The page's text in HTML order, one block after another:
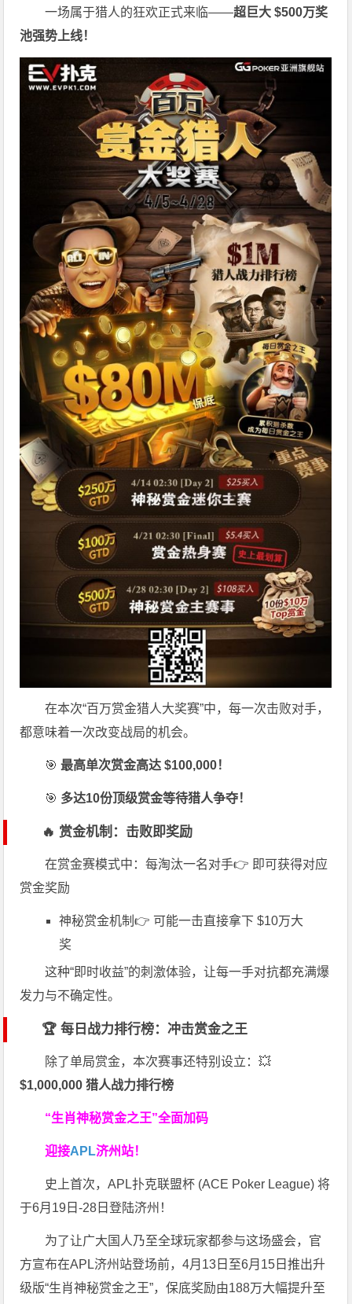
一场属于猎人的狂欢正式来临——超巨大 $500万奖
池强势上线！
在本次“百万赏金猎人大奖赛”中，每一次击败对手，
都意味着一次改变战局的机会。
🎯最高单次赏金高达 $100,000！
🎯 多达10份顶级赏金等待猎人争夺！
🔥 赏金机制：击败即奖励
在赏金赛模式中：每淘汰一名对手👉 即可获得对应
赏金奖励
神秘赏金机制👉 可能一击直接拿下 $10万大
奖
这种“即时收益”的刺激体验，让每一手对抗都充满爆
发力与不确定性。
🏆 每日战力排行榜：冲击赏金之王
除了单局赏金，本次赛事还特别设立：💥
$1,000,000 猎人战力排行榜
“生肖神秘赏金之王”全面加码
迎接APL济州站！
史上首次，APL扑克联盟杯 (ACE Poker League) 将
于6月19日-28日登陆济州！
为了让广大国人乃至全球玩家都参与这场盛会，官
方宣布在APL济州站登场前，4月13日至6月15日推出升
级版“生肖神秘赏金之王”，保底奖励由188万大幅提升至